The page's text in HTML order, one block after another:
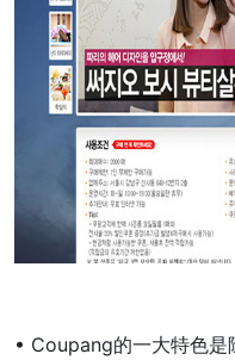
• Coupang的一大特色是